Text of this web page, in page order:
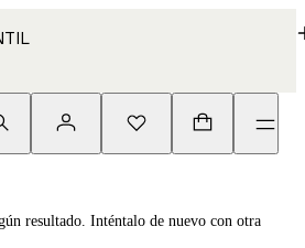
resultado. Inténtalo de nuevo con otra